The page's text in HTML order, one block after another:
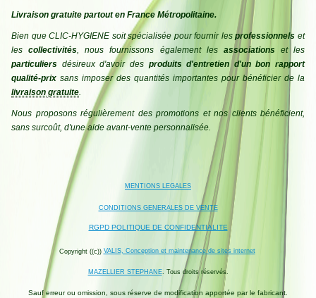
Livraison gratuite partout en France Métropolitaine.
Bien que CLIC-HYGIENE soit spécialisée pour fournir lesprofessionnels et
lescollectivités, nous fournissons également les associations et les
particuliers désireux d'avoir des produits d'entretien d'un bon rapport
qualité-prix sans imposer des quantités importantes pour bénéficier de la
livraison gratuite.
Nous proposons régulièrement des promotions et nos clients bénéficient,
sans surcoût, d'une aide avant-vente personnalisée.
MENTIONS LEGALES
CONDITIONS GENERALES DE VENTE
RGPD POLITIQUE DE CONFIDENTIALITE
Copyright ((c)) VALIS, Conception et maintenance de sites internet
MAZELLIER STEPHANE. Tous droits réservés.
Sauf erreur ou omission, sous réserve de modification apportée par le fabricant.